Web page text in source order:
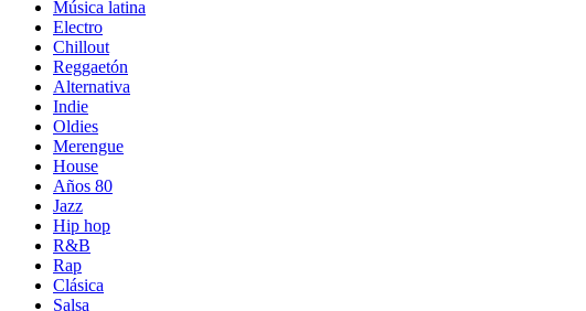
Música latina
Electro
Chillout
Reggaetón
Alternativa
Indie
Oldies
Merengue
House
Años 80
Jazz
Hip hop
R&B
Rap
Clásica
Salsa